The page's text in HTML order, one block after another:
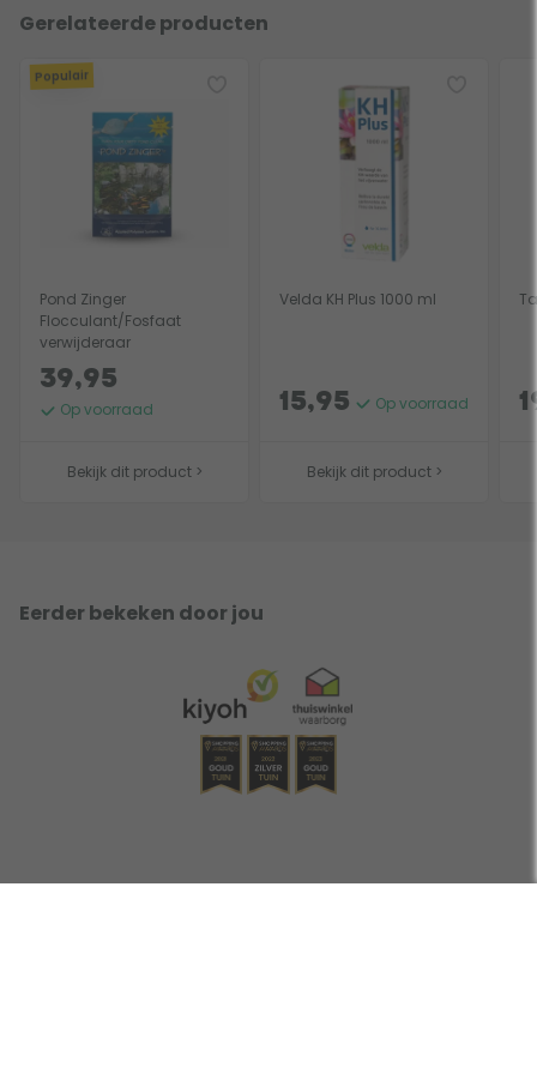
Gerelateerde producten
Populair
Pond Zinger
Flocculant/Fosfaat
verwijderaar
39,95
Op voorraad
Bekijk dit product >
Velda KH Plus 1000 ml
15,95 Op voorraad
Bekijk dit product >
Eerder bekeken door jou